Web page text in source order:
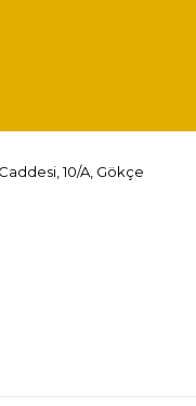
10/A, Gökçe